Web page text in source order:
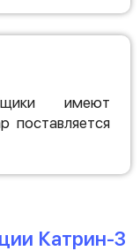
имеют
поставляется
Катрин-3